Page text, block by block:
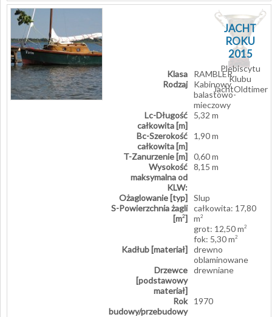
JACHT
ROKU
2015
Plebiscytu
Klubu
JachtOldtimer
Klasa
RAMBLER
Rodzaj
Kabinowy,
balastowo-
mieczowy
Lc-Długość
całkowita [m]
5,32 m
Bc-Szerokość
całkowita [m]
1,90 m
T-Zanurzenie [m] 0,60 m
Wysokość
maksymalna od
KLW:
8,15 m
Ożaglowanie [typ] Slup
S-Powierzchnia żagli
[m2]
całkowita: 17,80
m2
grot: 12,50 m2
fok: 5,30 m2
Kadłub [materiał] drewno
oblaminowane
Drzewce
[podstawowy
materiał]
drewniane
Rok
budowy/przebudowy
1970